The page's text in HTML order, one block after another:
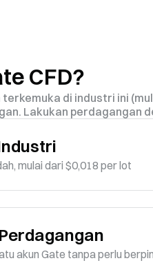
CFD?
di industri ini
Lakukan perdagangan
mulai dari $0,018 per lot
akun Gate tanpa perlu